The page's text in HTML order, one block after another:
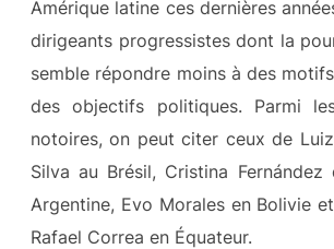
Amérique latine ces dernières
dirigeants progressistes dont la
semble répondre moins à des
des objectifs politiques. Parmi
notoires, on peut citer ceux de
Silva au Brésil, Cristina
Argentine, Evo Morales en Bolivie
Rafael Correa en Équateur.